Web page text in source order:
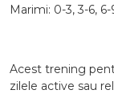
Marimi: 0-3, 3-6,
Acest trening
zilele active sau